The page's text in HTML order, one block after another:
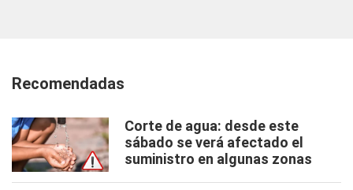
Recomendadas
Corte de agua: desde este
sábado se verá afectado el
suministro en algunas zonas